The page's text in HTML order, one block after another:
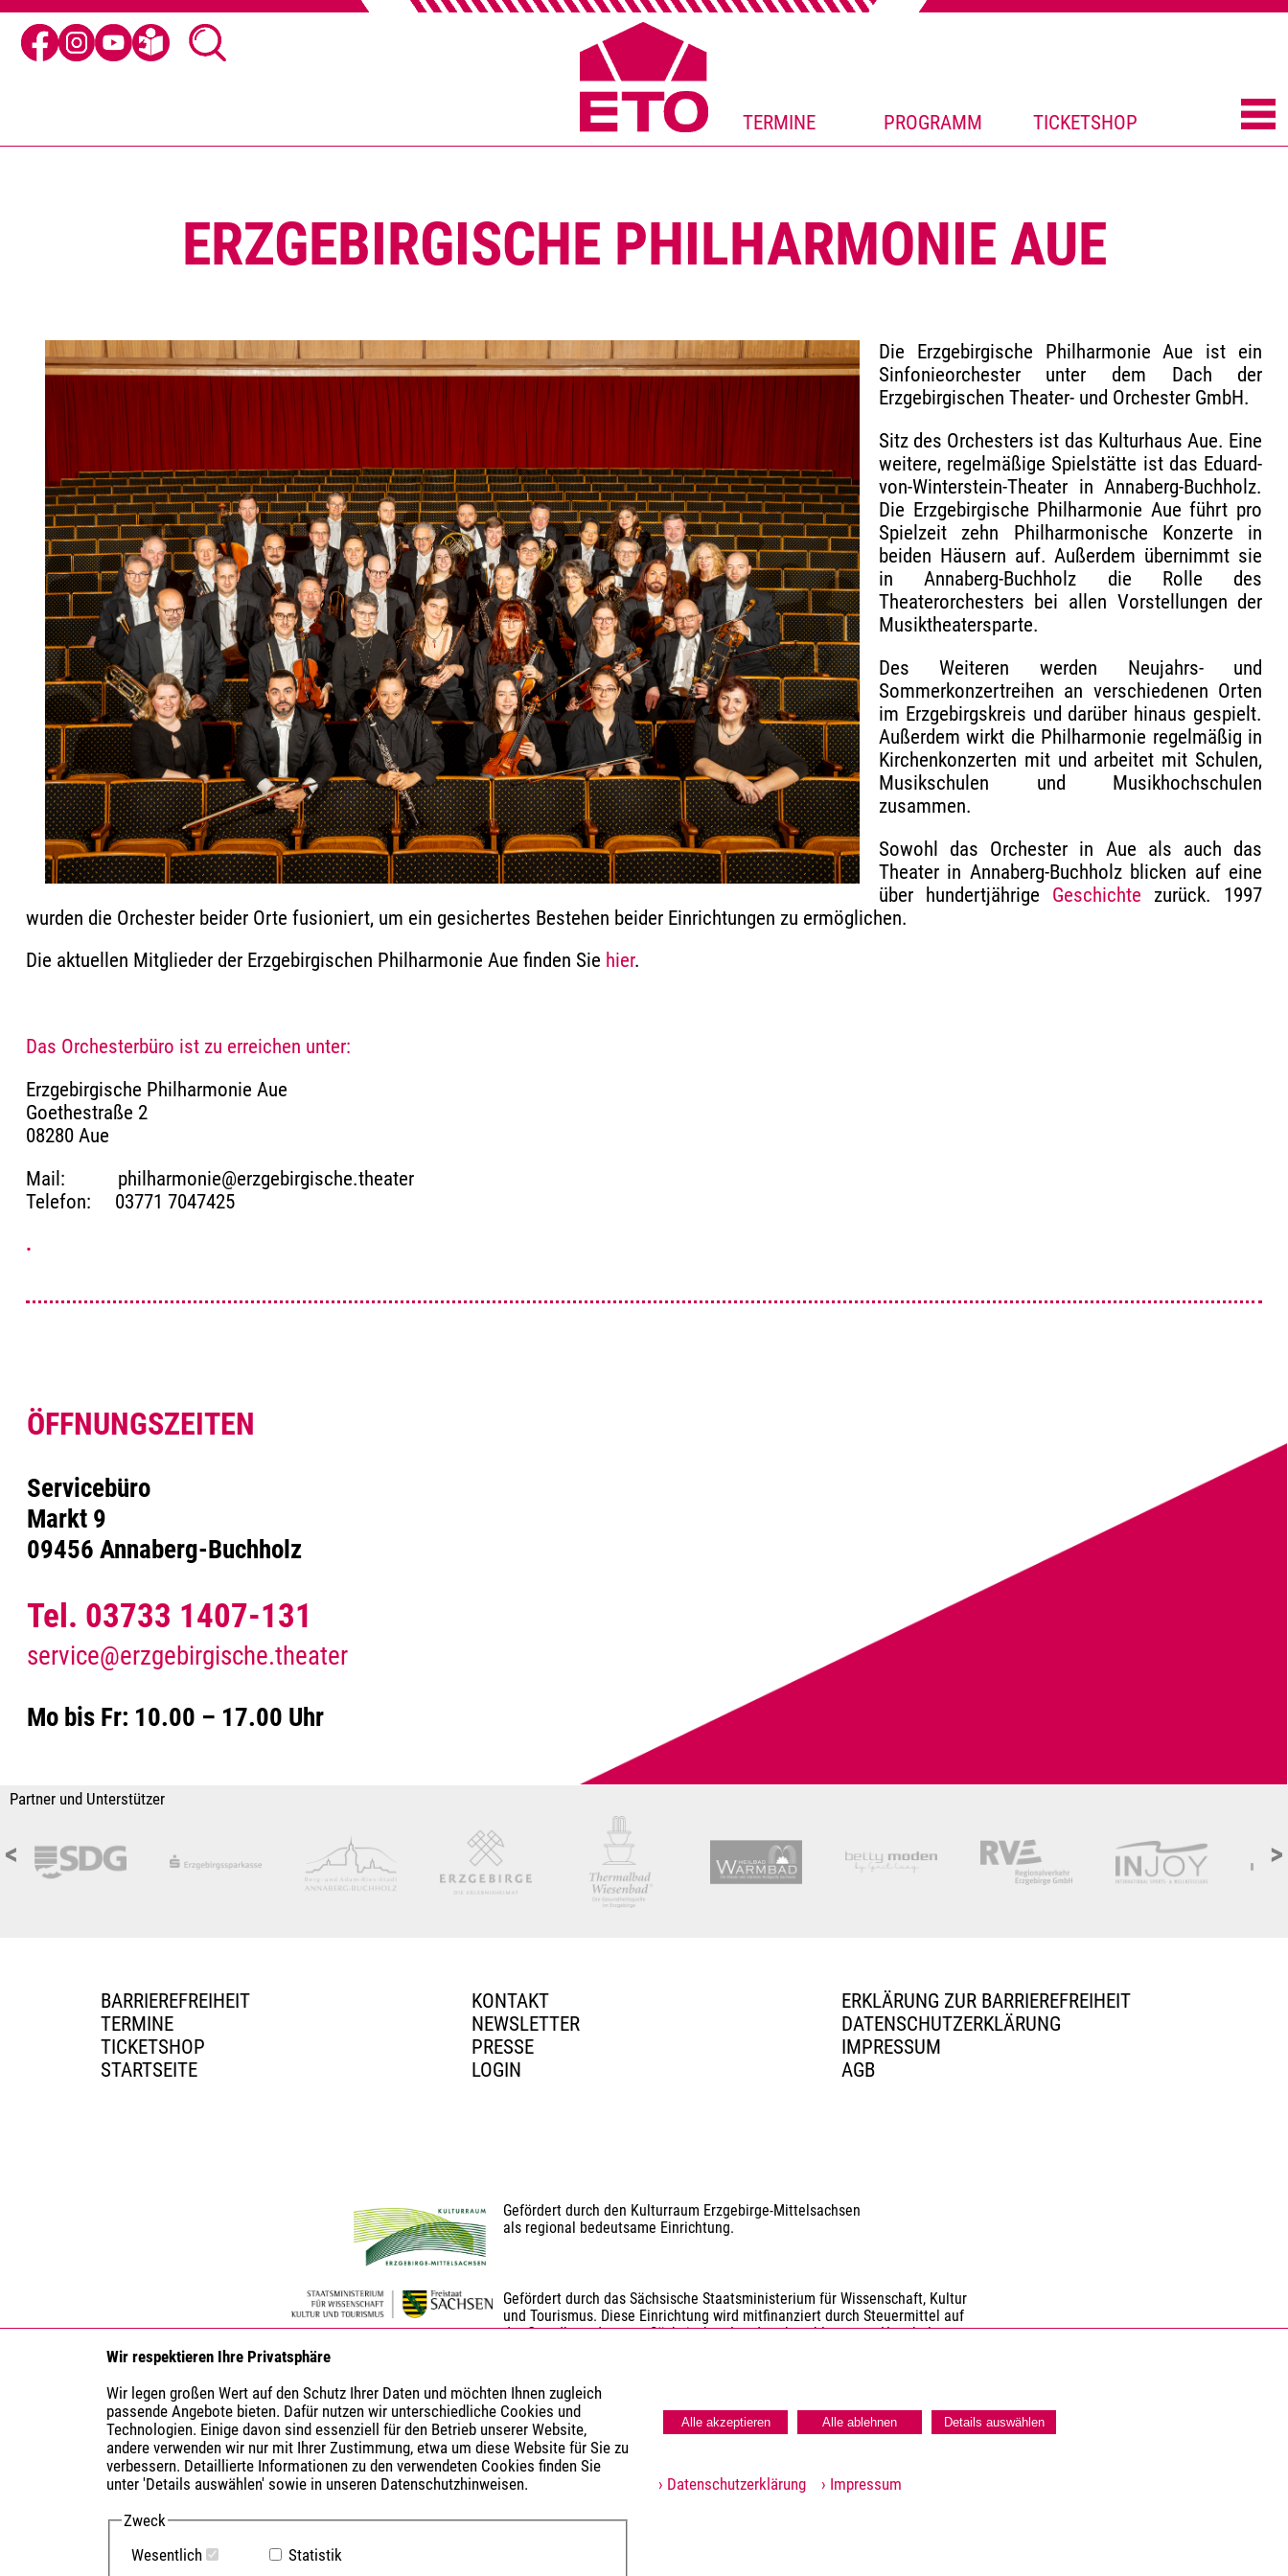
TERMINE PROGRAMM TICKETSHOP
Wir respektieren Ihre Privatsphäre
Wir legen großen Wert auf den Schutz Ihrer Daten und möchten Ihnen zugleich
passende Angebote bieten. Dafür nutzen wir unterschiedliche Cookies und
Technologien. Einige davon sind essenziell für den Betrieb unserer Website,
andere verwenden wir nur mit Ihrer Zustimmung, etwa um diese Website für Sie zu
verbessern. Detaillierte Informationen zu den verwendeten Cookies finden Sie
unter 'Details auswählen' sowie in unseren Datenschutzhinweisen.
Zweck
Wesentlich
Statistik
Alle akzeptieren Alle ablehnen Details auswählen
› Datenschutzerklärung › Impressum
ERZGEBIRGISCHE PHILHARMONIE AUE
Die Erzgebirgische Philharmonie Aue ist ein
Sinfonieorchester unter dem Dach der
Erzgebirgischen Theater- und Orchester GmbH.
Sitz des Orchesters ist das Kulturhaus Aue. Eine
weitere, regelmäßige Spielstätte ist das Eduard-
von-Winterstein-Theater in Annaberg-Buchholz.
Die Erzgebirgische Philharmonie Aue führt pro
Spielzeit zehn Philharmonische Konzerte in
beiden Häusern auf. Außerdem übernimmt sie
in Annaberg-Buchholz die Rolle des
Theaterorchesters bei allen Vorstellungen der
Musiktheatersparte.
Des Weiteren werden Neujahrs- und
Sommerkonzertreihen an verschiedenen Orten
im Erzgebirgskreis und darüber hinaus gespielt.
Außerdem wirkt die Philharmonie regelmäßig in
Kirchenkonzerten mit und arbeitet mit Schulen,
Musikschulen und Musikhochschulen
zusammen.
Sowohl das Orchester in Aue als auch das
Theater in Annaberg-Buchholz blicken auf eine
über hundertjährige Geschichte zurück. 1997
wurden die Orchester beider Orte fusioniert, um ein gesichertes Bestehen beider Einrichtungen zu ermöglichen.
Die aktuellen Mitglieder der Erzgebirgischen Philharmonie Aue finden Sie hier.
Das Orchesterbüro ist zu erreichen unter:
Erzgebirgische Philharmonie Aue
Goethestraße 2
08280 Aue
Mail: philharmonie@erzgebirgische.theater
Telefon: 03771 7047425
.
ÖFFNUNGSZEITEN
Servicebüro
Markt 9
09456 Annaberg-Buchholz
Tel. 03733 1407-131
service@erzgebirgische.theater
Mo bis Fr: 10.00 – 17.00 Uhr
Partner und Unterstützer
< >
BARRIEREFREIHEIT
TERMINE
TICKETSHOP
STARTSEITE
KONTAKT
NEWSLETTER
PRESSE
LOGIN
ERKLÄRUNG ZUR BARRIEREFREIHEIT
DATENSCHUTZERKLÄRUNG
IMPRESSUM
AGB
Gefördert durch den Kulturraum Erzgebirge-Mittelsachsen
als regional bedeutsame Einrichtung.
Gefördert durch das Sächsische Staatsministerium für Wissenschaft, Kultur
und Tourismus. Diese Einrichtung wird mitfinanziert durch Steuermittel auf
der Grundlage des vom Sächsischen Landtag beschlossenen Haushaltes.
Gefördert durch den Landkreis Erzgebirgskreis.